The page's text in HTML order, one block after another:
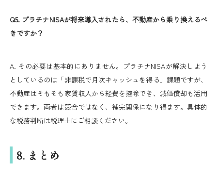
Q5. プラチナNISAが将来導入されたら、不動産から乗り換えるべ
きですか？
A. その必要は基本的にありません。プラチナNISAが解決しよう
としているのは「非課税で月次キャッシュを得る」課題ですが、
不動産はそもそも家賃収入から経費を控除でき、減価償却も活用
できます。両者は競合ではなく、補完関係になり得ます。具体的
な税務判断は税理士にご相談ください。
8. まとめ